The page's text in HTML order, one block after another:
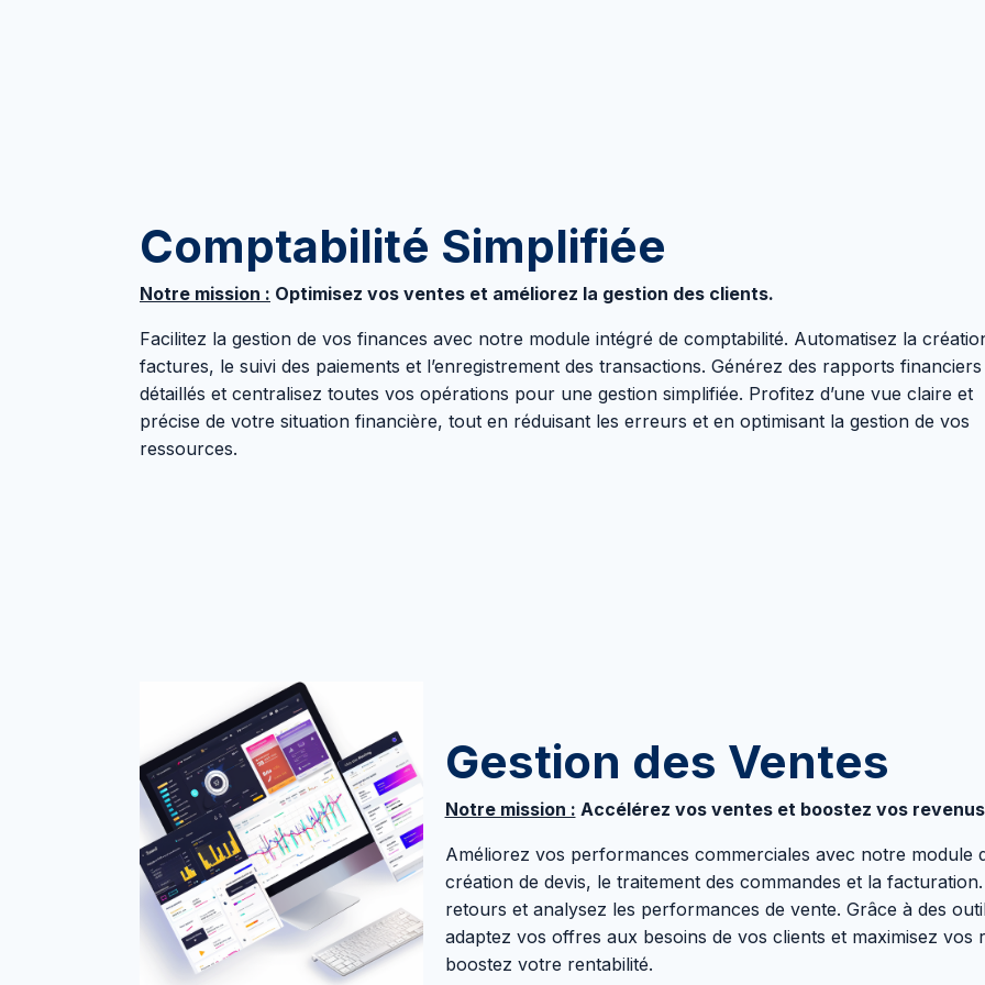
Comptabilité Simplifiée
Notre mission : Optimisez vos ventes et améliorez la gestion des clients.
Facilitez la gestion de vos finances avec notre module intégré de comptabilité. Automatisez la
factures, le suivi des paiements et l’enregistrement des transactions. Générez des rapports financiers
détaillés et centralisez toutes vos opérations pour une gestion simplifiée. Profitez d’une vue claire et
précise de votre situation financière, tout en réduisant les erreurs et en optimisant la gestion de vos
ressources.
Gestion des Ventes
Notre mission : Accélérez vos ventes et boostez vos
Améliorez vos performances commerciales avec notre module
création de devis, le traitement des commandes et la
retours et analysez les performances de vente. Grâce à des
adaptez vos offres aux besoins de vos clients et maximisez vos
boostez votre rentabilité.